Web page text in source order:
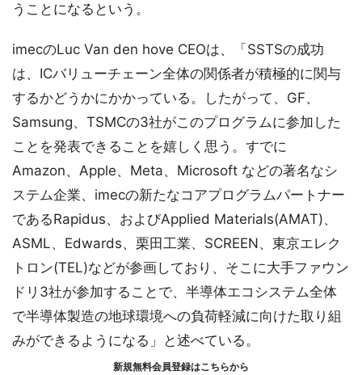
うことになるという。
imecのLuc Van den hove CEOは、「SSTSの成功
は、ICバリューチェーン全体の関係者が積極的に関与
するかどうかにかかっている。したがって、GF、
Samsung、TSMCの3社がこのプログラムに参加した
ことを発表できることを嬉しく思う。すでに
Amazon、Apple、Meta、Microsoft などの著名なシ
ステム企業、imecの新たなコアプログラムパートナー
であるRapidus、およびApplied Materials(AMAT)、
ASML、Edwards、栗田工業、SCREEN、東京エレク
トロン(TEL)などが参画しており、そこに大手ファウン
ドリ3社が参加することで、半導体エコシステム全体
で半導体製造の地球環境への負荷軽減に向けた取り組
みができるようになる」と述べている。
新規無料会員登録はこちらから